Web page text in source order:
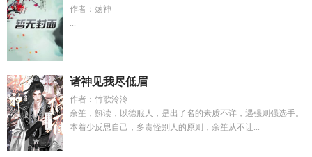
作者：荡神
...
诸神见我尽低眉
作者：竹歌泠泠
余笙，熟读，以德服人，是出了名的素质不详，遇强则强选手。
本着少反思自己，多责怪别人的原则，余笙从不让...